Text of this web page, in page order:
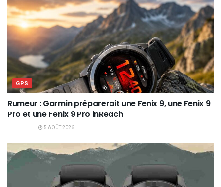
GPS
Rumeur : Garmin préparerait une Fenix 9, une Fenix 9
Pro et une Fenix 9 Pro inReach
5 AOÛT 2026